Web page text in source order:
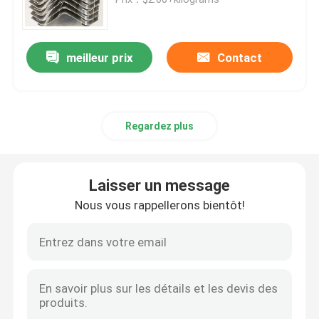
Emballage aléatoire en colonne
Boule en céramique d'alumine
meilleur prix Contact
Regardez plus
Laisser un message
Nous vous rappellerons bientôt!